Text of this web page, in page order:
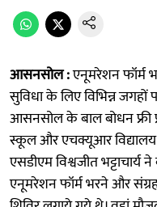
आसनसोल :एनूमरेशन फॉर्म
सुविधा के लिए विभिन्न जगहों
आसनसोल के बाल बोधन फ्री
स्कूल और एचक्यूआर विद्यालय
एसडीएम विश्वजीत
एनूमरेशन फॉर्म भरने और